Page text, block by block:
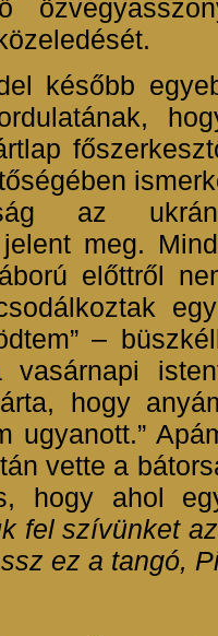
később
az ukrán
meg.
előttről
–
hogy
ugyanott.”
vette a
hogy ahol
fel szívünket
ez a tangó,